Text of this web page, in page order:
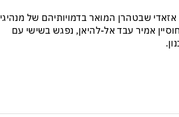
אזאדי שבטהרן המואר בדמויותיהם של מנהיגי
אמיר עבד אל-להיאן, נפגש בשישי עם